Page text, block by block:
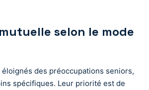
selon le mode
des préoccupations seniors,
spécifiques. Leur priorité est de